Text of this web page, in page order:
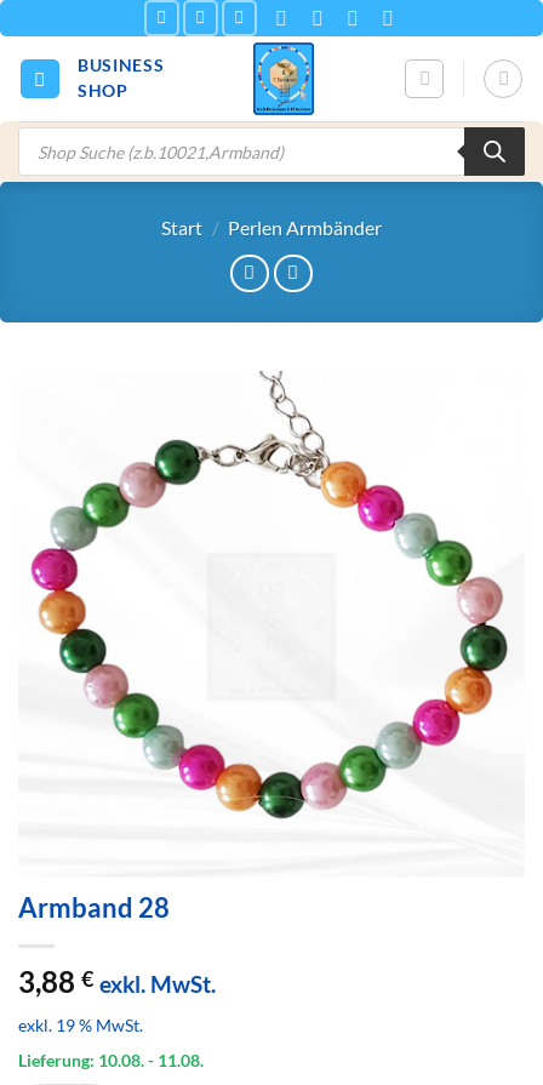
Inhalt
springen
BUSINESS
SHOP
Products
search
Start / Perlen Armbänder
Armband 28
3,88 € exkl. MwSt.
exkl. 19 % MwSt.
Lieferung: 10.08.- 11.08.